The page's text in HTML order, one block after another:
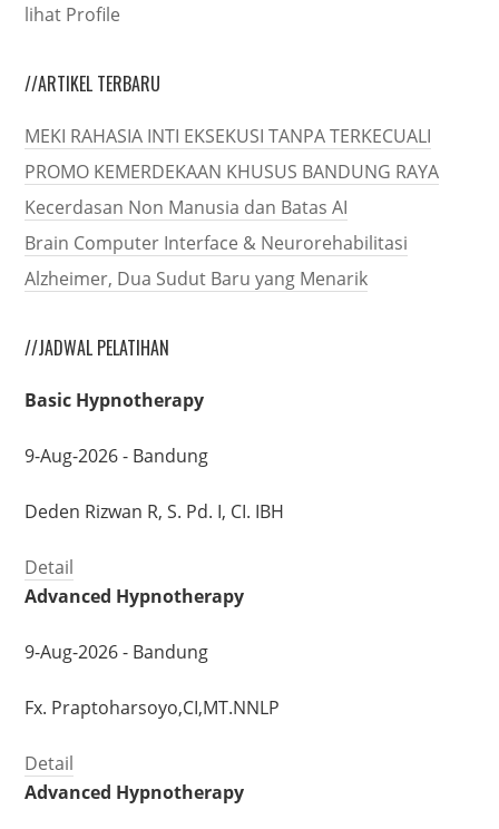
lihat Profile
//ARTIKEL TERBARU
MEKI RAHASIA INTI EKSEKUSI TANPA TERKECUALI
PROMO KEMERDEKAAN KHUSUS BANDUNG RAYA
Kecerdasan Non Manusia dan Batas AI
Brain Computer Interface & Neurorehabilitasi
Alzheimer, Dua Sudut Baru yang Menarik
//JADWAL PELATIHAN
Basic Hypnotherapy
9-Aug-2026 - Bandung
Deden Rizwan R, S. Pd. I, CI. IBH
Detail
Advanced Hypnotherapy
9-Aug-2026 - Bandung
Fx. Praptoharsoyo,CI,MT.NNLP
Detail
Advanced Hypnotherapy